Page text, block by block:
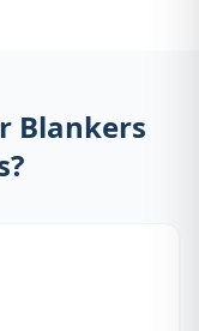
Blankers